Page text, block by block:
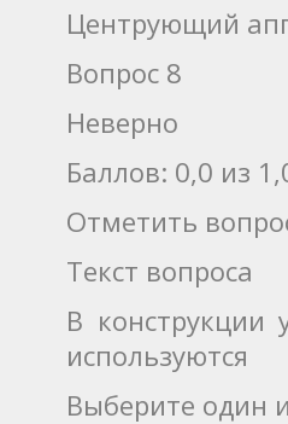
Центрующий
Вопрос 8
Неверно
Баллов: 0,0 из
Отметить
Текст вопроса
В конструкции
используются
Выберите один